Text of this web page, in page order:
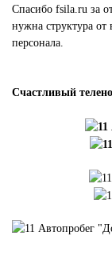
Спасибо fsila.ru за
нужна структура от
персонала.
Счастливый